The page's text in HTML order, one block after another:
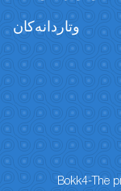
وتاردانەكان
Bokk4-